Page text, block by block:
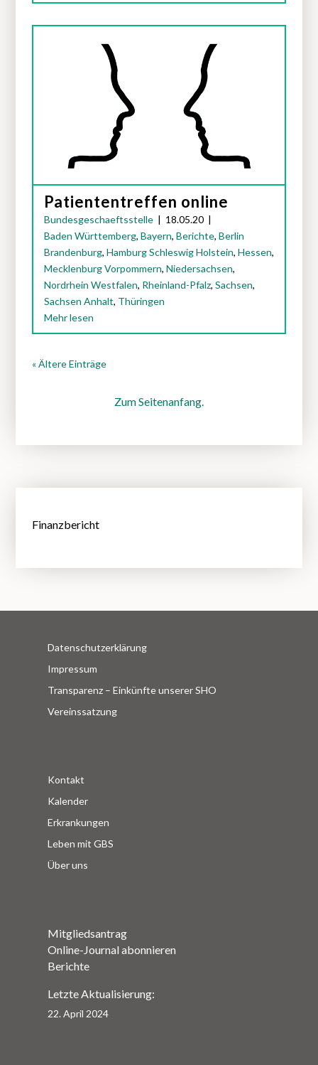
Patiententreffen online
Bundesgeschaeftsstelle | 18.05.20 |
Baden Württemberg, Bayern, Berichte, Berlin
Brandenburg, Hamburg Schleswig Holstein, Hessen,
Mecklenburg Vorpommern, Niedersachsen,
Nordrhein Westfalen, Rheinland-Pfalz, Sachsen,
Sachsen Anhalt, Thüringen
Mehr lesen
« Ältere Einträge
Zum Seitenanfang.
Finanzbericht
Datenschutzerklärung
Impressum
Transparenz – Einkünfte unserer SHO
Vereinssatzung
Kontakt
Kalender
Erkrankungen
Leben mit GBS
Über uns
Mitgliedsantrag
Online-Journal abonnieren
Berichte
Letzte Aktualisierung:
22. April 2024